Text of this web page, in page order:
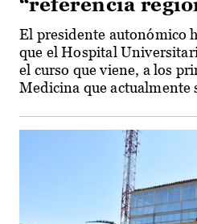
“referencia
El presidente autonómico
que el Hospital
el curso que viene, a los
Medicina que actualmente